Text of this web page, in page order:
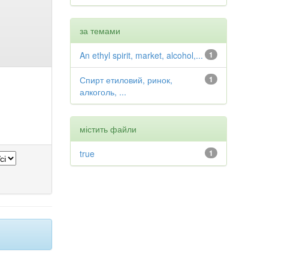
за темами
1
An ethyl spirit, market, alcohol,...
1
Спирт етиловий, ринок,
алкоголь, ...
містить файли
1
true